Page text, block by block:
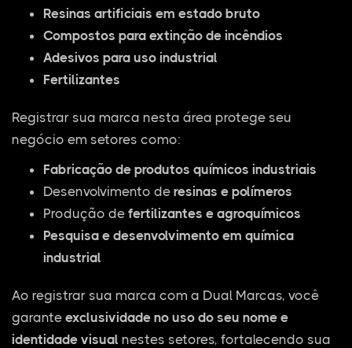
Resinas artificiais em estado bruto
Compostos para extinção de incêndios
Adesivos para uso industrial
Fertilizantes
Registrar sua marca nesta área protege seu
negócio em setores como:
Fabricação de produtos químicos industriais
Desenvolvimento de resinas e polímeros
Produção de fertilizantes e agroquímicos
Pesquisa e desenvolvimento em química
industrial
Ao registrar sua marca com a Dual Marcas, você
garante exclusividade no uso do seu nome e
identidade visual nestes setores, fortalecendo sua